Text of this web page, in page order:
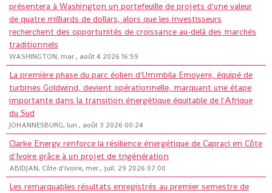
présentera à Washington un portefeuille de projets d'une valeur
de quatre milliards de dollars, alors que les investisseurs
recherchent des opportunités de croissance au-delà des marchés
traditionnels
WASHINGTON, mar., août 4 2026 16:59
La première phase du parc éolien d'Ummbila Emoyeni, équipé de
turbines Goldwind, devient opérationnelle, marquant une étape
importante dans la transition énergétique équitable de l'Afrique
du Sud
JOHANNESBURG, lun., août 3 2026 00:24
Clarke Energy renforce la résilience énergétique de Capraci en Côte
d'Ivoire grâce à un projet de trigénération
ABIDJAN, Côte d'Ivoire, mer., juil. 29 2026 07:00
Les remarquables résultats enregistrés au premier semestre de